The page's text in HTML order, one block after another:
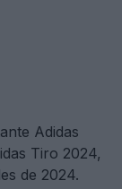
Adidas
Tiro 2024,
de 2024.